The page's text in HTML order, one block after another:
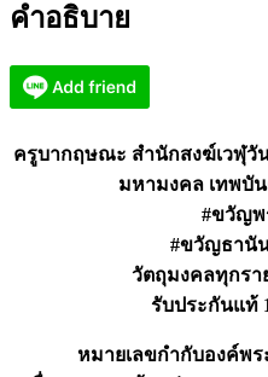
บันดาล
(AB4035)
ชิ้น
คำอธิบาย
ครูบากฤษณะ สำนักสงฆ์เวฬุวั
มหามงคล เทพบั
#ขวัญพ
#ขวัญธานั
วัตถุมงคลทุกรา
รับประกันแท้
หมายเลขกำกับองค์พร